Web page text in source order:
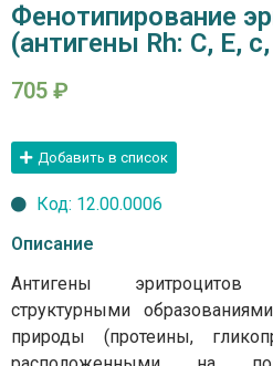
Фенотипирование
(антигены Rh: C, E,
705 ₽
Добавить в список
Код: 12.00.0006
Описание
Антигены эритроцитов
структурными
природы (протеины,